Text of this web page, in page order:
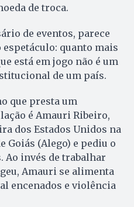
de troca.
de eventos, parece
quanto mais
está em jogo não é um
de um país.
que presta um
é Amauri Ribeiro,
dos Estados Unidos na
Goiás (Alego) e pediu o
Ao invés de trabalhar
Amauri se alimenta
encenados e violência